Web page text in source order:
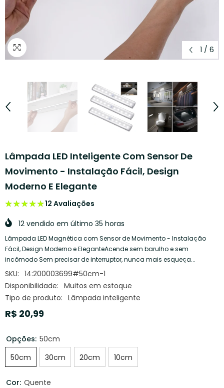
1 / 6
Lâmpada LED Inteligente Com Sensor De
Movimento - Instalação Fácil, Design
Moderno E Elegante
★★★★★
★★★★★12 Avaliações
12 vendido em último 35 horas
Lâmpada LED Magnética com Sensor de Movimento - Instalação
Fácil, Design Moderno e EleganteAcende sem barulho e sem
incômodo Sem precisar de interruptor, nunca mais esqueça...
SKU: 14:200003699#50cm-1
Disponibilidade: Muitos em estoque
Tipo de produto: Lâmpada inteligente
R$ 20,99
Opções: 50cm
50cm
30cm 20cm 10cm
Cor: Quente